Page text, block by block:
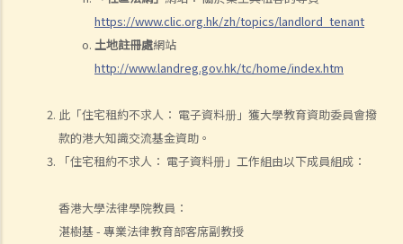
https://www.clic.org.hk/zh/topics/landlord_tenant
土地註冊處網站
http://www.landreg.gov.hk/tc/home/index.htm
此「住宅租約不求人： 電子資料册」獲大學教育資助委員會撥
款的港大知識交流基金資助。
「住宅租約不求人： 電子資料册」工作組由以下成員組成：
香港大學法律學院教員：
湛樹基 - 專業法律教育部客席副教授